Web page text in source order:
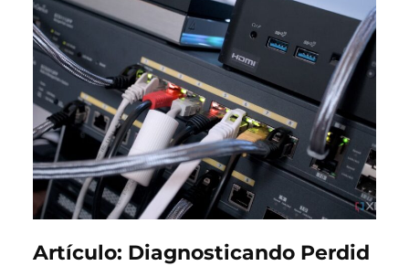
Artículo: Diagnosticando Perdid